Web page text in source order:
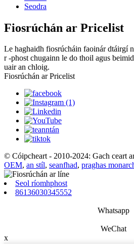
Seodra
Fiosrúchán ar Pricelist
Le haghaidh fiosrúcháin faoinár dtáirgí
r -phost chugainn le do thoil agus
uair an chloig.
Fiosrúchán ar Pricelist
© Cóipcheart - 2010-2024: Gach ceart
OEM, an stíl, seanfhad, praghas
Seol ríomhphost
86136030345552
Whatsapp
WeChat
x